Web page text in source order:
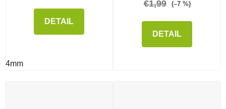
DETAIL
4mm
€1,99 (–7 %)
DETAIL